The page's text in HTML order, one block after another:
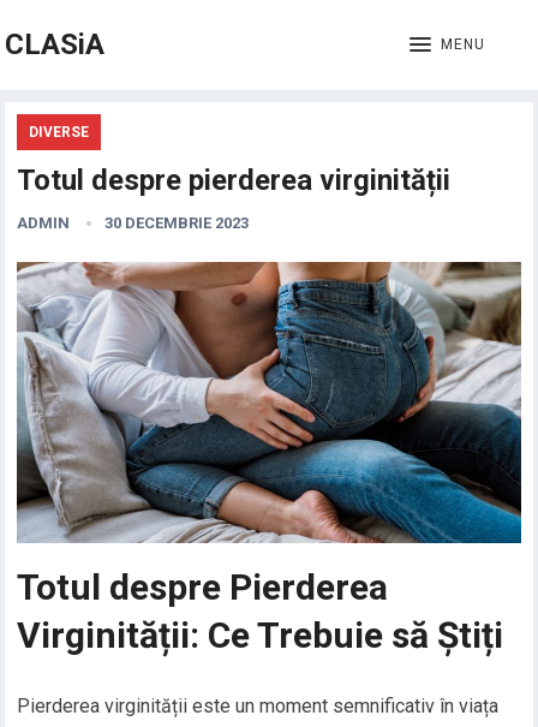
CLASiA MENU
DIVERSE
Totul despre pierderea virginității
ADMIN 30 DECEMBRIE 2023
Totul despre Pierderea
Virginității: Ce Trebuie să Știți
Pierderea virginității este un moment semnificativ în viața